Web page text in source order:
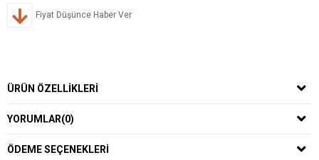
Fiyat Düşünce Haber Ver
ÜRÜN ÖZELLIKLERI
YORUMLAR(0)
ÖDEME SEÇENEKLERI